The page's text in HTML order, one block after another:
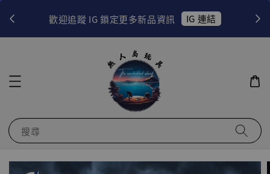
歡迎追蹤 IG 鎖定更多新品資訊 IG 連結
搜尋